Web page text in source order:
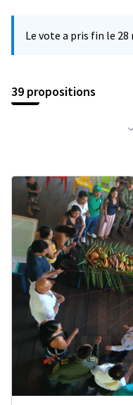
Le vote a pris fin le 28
39 propositions